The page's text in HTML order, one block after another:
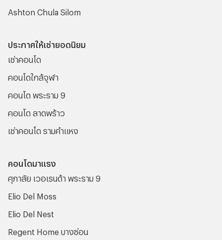
Ashton Chula Silom
ประกาศให้เช่ายอดนิยม
เช่าคอนโด
คอนโดใกล้จุฬา
คอนโด พระราม 9
คอนโด ลาดพร้าว
เช่าคอนโด รามคําแหง
คอนโดมาแรง
ศุภาลัย เวอเรนด้า พระราม 9
Elio Del Moss
Elio Del Nest
Regent Home บางซ่อน